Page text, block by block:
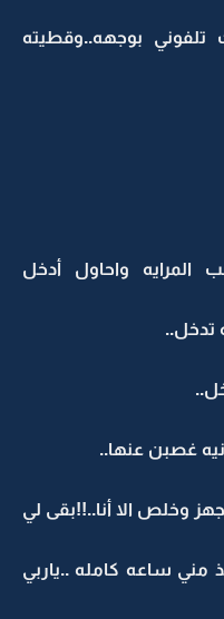
بوجهه..وقطيته
واحاول أدخل
تدخل..
غصبن عنها..
وخلص الا أنا..!!بقى لي
مني ساعه كامله ..ياربي